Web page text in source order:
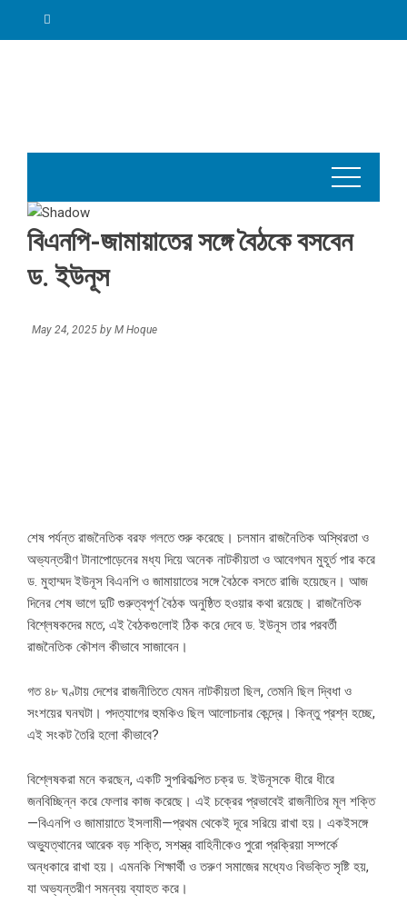
বিএনপি-জামায়াতের সঙ্গে বৈঠকে বসবেন
ড. ইউনূস
May 24, 2025 by M Hoque
শেষ পর্যন্ত রাজনৈতিক বরফ গলতে শুরু করেছে। চলমান রাজনৈতিক অস্থিরতা ও
অভ্যন্তরীণ টানাপোড়েনের মধ্য দিয়ে অনেক নাটকীয়তা ও আবেগঘন মুহূর্ত পার করে
ড. মুহাম্মদ ইউনূস বিএনপি ও জামায়াতের সঙ্গে বৈঠকে বসতে রাজি হয়েছেন। আজ
দিনের শেষ ভাগে দুটি গুরুত্বপূর্ণ বৈঠক অনুষ্ঠিত হওয়ার কথা রয়েছে। রাজনৈতিক
বিশ্লেষকদের মতে, এই বৈঠকগুলোই ঠিক করে দেবে ড. ইউনূস তার পরবর্তী
রাজনৈতিক কৌশল কীভাবে সাজাবেন।
গত ৪৮ ঘণ্টায় দেশের রাজনীতিতে যেমন নাটকীয়তা ছিল, তেমনি ছিল দ্বিধা ও
সংশয়ের ঘনঘটা। পদত্যাগের হুমকিও ছিল আলোচনার কেন্দ্রে। কিন্তু প্রশ্ন হচ্ছে,
এই সংকট তৈরি হলো কীভাবে?
বিশ্লেষকরা মনে করছেন, একটি সুপরিকল্পিত চক্র ড. ইউনূসকে ধীরে ধীরে
জনবিচ্ছিন্ন করে ফেলার কাজ করেছে। এই চক্রের প্রভাবেই রাজনীতির মূল শক্তি
—বিএনপি ও জামায়াতে ইসলামী—প্রথম থেকেই দূরে সরিয়ে রাখা হয়। একইসঙ্গে
অভ্যুত্থানের আরেক বড় শক্তি, সশস্ত্র বাহিনীকেও পুরো প্রক্রিয়া সম্পর্কে
অন্ধকারে রাখা হয়। এমনকি শিক্ষার্থী ও তরুণ সমাজের মধ্যেও বিভক্তি সৃষ্টি হয়,
যা অভ্যন্তরীণ সমন্বয় ব্যাহত করে।